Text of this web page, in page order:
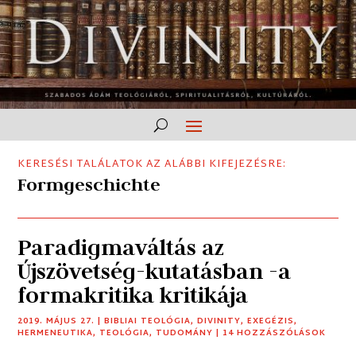
KERESÉSI TALÁLATOK AZ ALÁBBI KIFEJEZÉSRE:
Formgeschichte
Paradigmaváltás az
Újszövetség-kutatásban -a
formakritika kritikája
2019. MÁJUS 27. |BIBLIAI TEOLÓGIA,DIVINITY,EXEGÉZIS,
HERMENEUTIKA, TEOLÓGIA, TUDOMÁNY | 14 HOZZÁSZÓLÁSOK